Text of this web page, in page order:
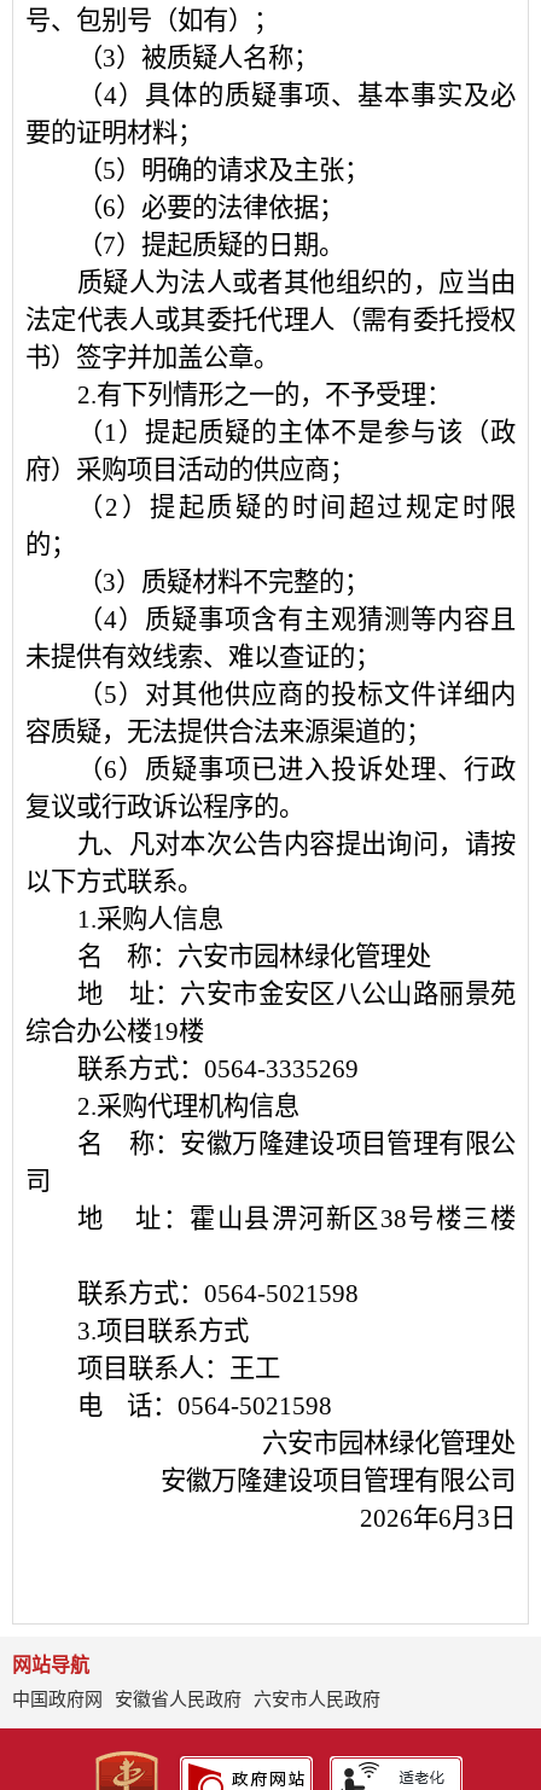
号、包别号（如有）；
（3）被质疑人名称；
（4）具体的质疑事项、基本事实及必
要的证明材料；
（5）明确的请求及主张；
（6）必要的法律依据；
（7）提起质疑的日期。
质疑人为法人或者其他组织的，应当由
法定代表人或其委托代理人（需有委托授权
书）签字并加盖公章。
2.有下列情形之一的，不予受理：
（ 1）提起质疑的主体不是参与该（政
府）采购项目活动的供应商；
（ 2）提起质疑的时间超过规定时限
的；
（3）质疑材料不完整的；
（4）质疑事项含有主观猜测等内容且
未提供有效线索、难以查证的；
（5）对其他供应商的投标文件详细内
容质疑，无法提供合法来源渠道的；
（6）质疑事项已进入投诉处理、行政
复议或行政诉讼程序的。
九、凡对本次公告内容提出询问，请按
以下方式联系。
1.采购人信息
名
称：六安市园林绿化管理处
地
址：六安市金安区八公山路丽景苑
综合办公楼19楼
联系方式： 0564-3335269
2.采购代理机构信息
名
称：安徽万隆建设项目管理有限公
司
地
址：霍山县淠河新区38号楼三楼
联系方式： 0564-5021598
3.项目联系方式
项目联系人：王工
电
话： 0564-5021598
六安市园林绿化管理处
安徽万隆建设项目管理有限公司
2026年6月 3 日
网站导航
中国政府网
安徽省人民政府 六安市人民政府